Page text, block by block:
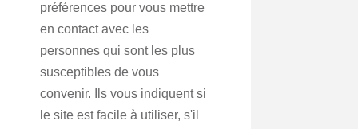
préférences pour vous mettre
en contact avec les
personnes qui sont les plus
susceptibles de vous
convenir. Ils vous indiquent si
le site est facile à utiliser, s'il